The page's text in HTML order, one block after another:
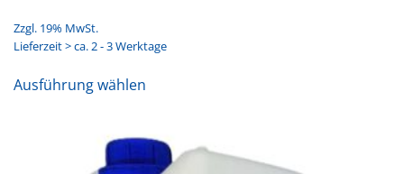
Zzgl. 19% MwSt.
Lieferzeit > ca. 2 - 3 Werktage
Ausführung wählen
mehrere
Varianten